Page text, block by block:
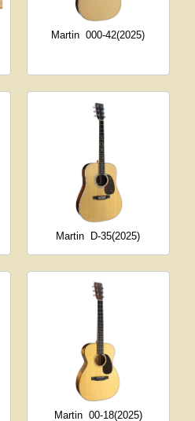
Martin 000-42(2025)
Martin D-35(2025)
Martin 00-18(2025)